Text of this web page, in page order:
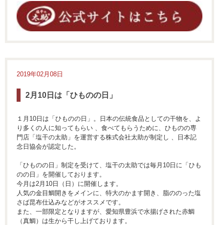
2019年02月08日
2月10日は「ひものの日」
１月10日は「ひものの日」。日本の伝統食品としての干物を、よ
り多くの人に知ってもらい 、食べてもらうために、ひものの専
門店「塩干の太助」を運営する株式会社太助が制定し 、日本記
念日協会が認定した。
「ひものの日」制定を受けて、塩干の太助では毎月10日に「ひも
のの日」を開催しております。
今月は2月10日（日）に開催します。
人気の金目鯛開きをメインに、特大のかます開き、脂ののった塩
さば昆布仕込みなどがオススメです。
また、一部限定となりますが、愛知県豊浜で水揚げされた赤鯛
（真鯛）は生から干し上げております。